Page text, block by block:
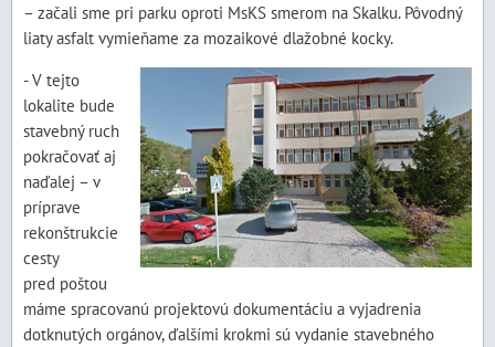
– začali sme pri parku oproti MsKS smerom na Skalku. Pôvodný
liaty asfalt vymieňame za mozaikové dlažobné kocky.
- V tejto
lokalite bude
stavebný ruch
pokračovať aj
naďalej – v
príprave
rekonštrukcie
cesty
pred poštou
máme spracovanú projektovú dokumentáciu a vyjadrenia
dotknutých orgánov, ďalšími krokmi sú vydanie stavebného